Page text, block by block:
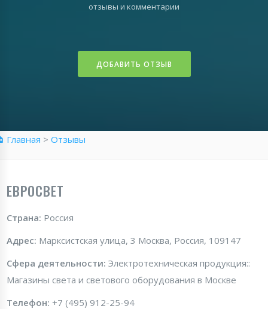
отзывы и комментарии
ДОБАВИТЬ ОТЗЫВ
Главная > Отзывы
ЕВРОСВЕТ
Страна: Россия
Адрес: Марксистская улица, 3 Москва, Россия, 109147
Сфера деятельности: Электротехническая продукция::
Магазины света и светового оборудования в Москве
Телефон: +7 (495) 912-25-94